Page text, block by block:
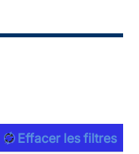
Effacer les filtres